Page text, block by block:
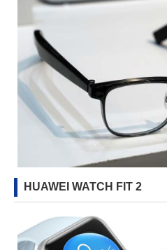
HUAWEI WATCH FIT 2